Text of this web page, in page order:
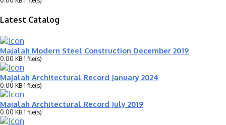
Latest Catalog
Majalah Modern Steel Construction December 2019
0.00 KB 1 file(s)
Majalah Architectural Record January 2024
0.00 KB 1 file(s)
Majalah Architectural Record July 2019
0.00 KB 1 file(s)